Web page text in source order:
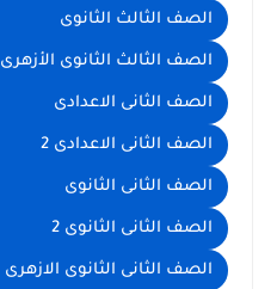
الصف الثالث الثانوى
الصف الثالث الثانوى الأزهرى
الصف الثانى الاعدادى
الصف الثانى الاعدادى 2
الصف الثانى الثانوى
الصف الثانى الثانوى 2
الصف الثانى الثانوى الازهرى